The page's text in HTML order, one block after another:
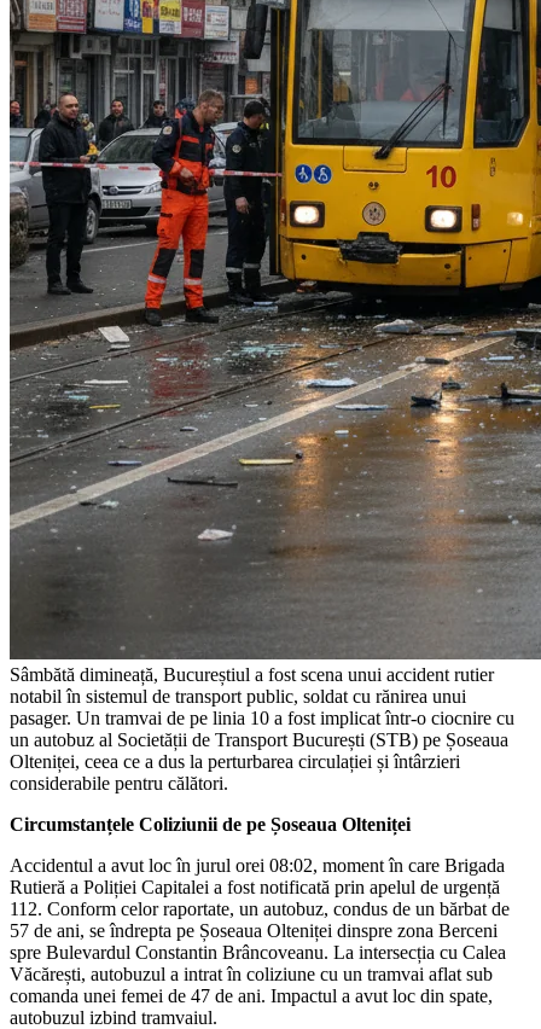
Sâmbătă dimineață, Bucureștiul a fost scena unui accident rutier
notabil în sistemul de transport public, soldat cu rănirea unui
pasager. Un tramvai de pe linia 10 a fost implicat într-o ciocnire cu
un autobuz al Societății de Transport București (STB) pe Șoseaua
Olteniței, ceea ce a dus la perturbarea circulației și întârzieri
considerabile pentru călători.
Circumstanțele Coliziunii de pe Șoseaua Olteniței
Accidentul a avut loc în jurul orei 08:02, moment în care Brigada
Rutieră a Poliției Capitalei a fost notificată prin apelul de urgență
112. Conform celor raportate, un autobuz, condus de un bărbat de
57 de ani, se îndrepta pe Șoseaua Olteniței dinspre zona Berceni
spre Bulevardul Constantin Brâncoveanu. La intersecția cu Calea
Văcărești, autobuzul a intrat în coliziune cu un tramvai aflat sub
comanda unei femei de 47 de ani. Impactul a avut loc din spate,
autobuzul izbind tramvaiul.